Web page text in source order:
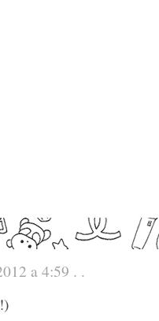
a 4:59 . .